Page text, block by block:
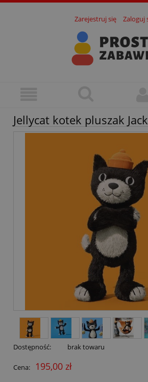
Zarejestruj się Zaloguj
Jellycat kotek pluszak
Dostępność: brak towaru
Cena: 195,00 zł